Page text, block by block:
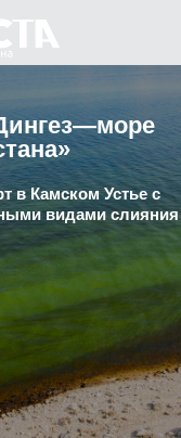
в Камском Устье с
видами слияния